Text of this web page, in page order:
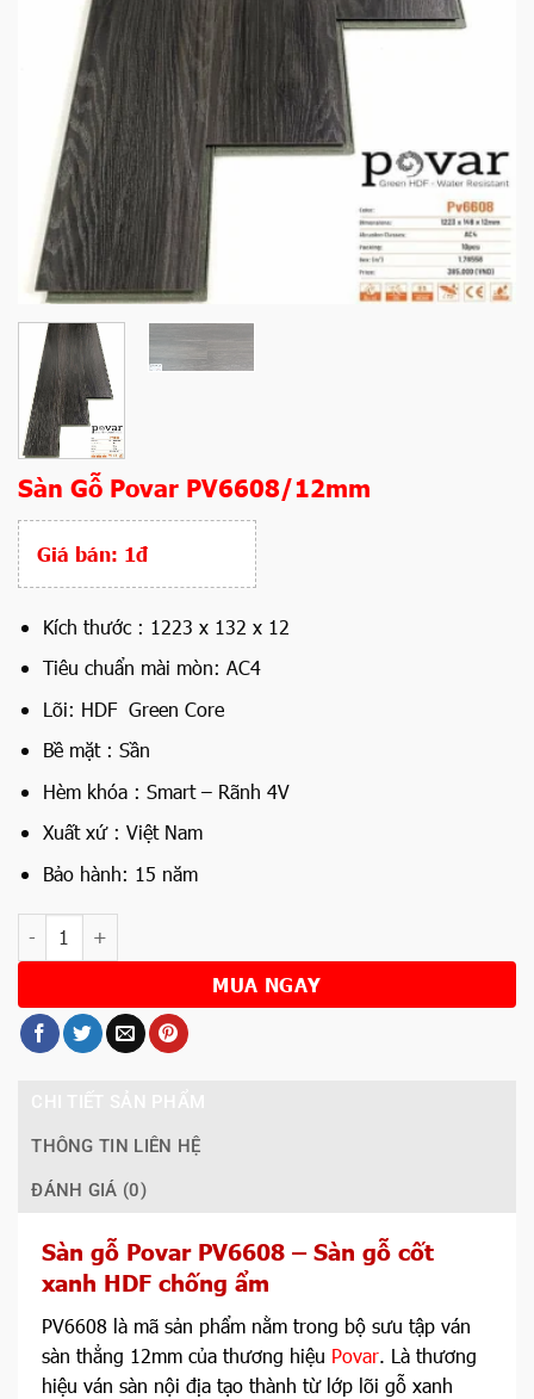
Sàn Gỗ Povar PV6608/12mm
Giá bán: 1đ
Kích thước : 1223 x 132 x 12
Tiêu chuẩn mài mòn: AC4
Lõi: HDF Green Core
Bề mặt : Sần
Hèm khóa : Smart – Rãnh 4V
Xuất xứ : Việt Nam
Bảo hành: 15 năm
Số lượng
MUA NGAY
THÔNG TIN LIÊN HỆ
ĐÁNH GIÁ (0)
Sàn gỗ Povar PV6608 – Sàn gỗ cốt
xanh HDF chống ẩm
PV6608 là mã sản phẩm nằm trong bộ sưu tập ván
sàn thẳng 12mm của thương hiệu Povar. Là thương
hiệu ván sàn nội địa tạo thành từ lớp lõi gỗ xanh